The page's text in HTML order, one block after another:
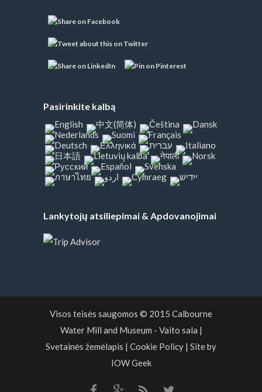
Pasirinkite kalbą
Lankytojų atsiliepimai & Apdovanojimai
Visos teisės saugomos © 2015 Calbourne
Water Mill and Museum - Vaito sala |
Svetainės žemėlapis | Cookie Policy | Site by
IOW Geek